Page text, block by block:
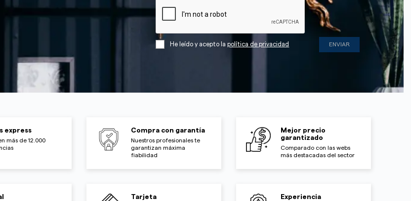
He leído y acepto lapolítica de privacidad
express
más de 12.000
Compra con garantía
Nuestros profesionales te
garantizan máxima
fiabilidad
Mejor precio
garantizado
Comparado con las webs
más destacadas del sector
Tarjeta Experiencia